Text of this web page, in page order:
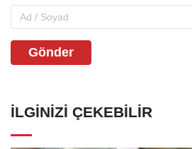
Gönder
İLGINIZI ÇEKEBILIR